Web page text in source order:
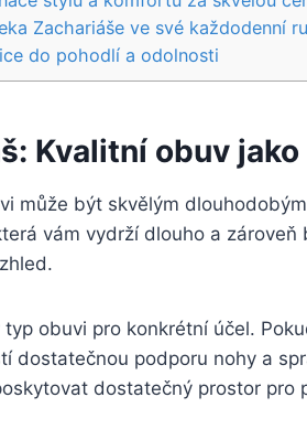
Zachariáše ‍ve své každodenní
do pohodlí a odolnosti
Kvalitní obuv
⁣může být skvělým
vám vydrží dlouho a
obuvi pro konkrétní účel.
dostatečnou ‌podporu nohy a‍
dostatečný prostor pro